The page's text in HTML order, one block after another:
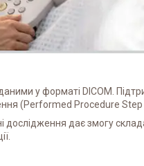
у форматі DICOM.
(Performed Procedure Step
дає змогу